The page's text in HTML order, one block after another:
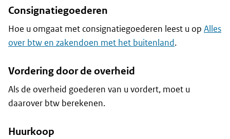
Consignatiegoederen
Hoe u omgaat met consignatiegoederen leest u op Alles
over btw en zakendoen met het buitenland.
Vordering door de overheid
Als de overheid goederen van u vordert, moet u
daarover btw berekenen.
Huurkoop